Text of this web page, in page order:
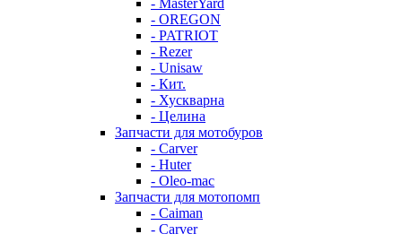
- MasterYard
- OREGON
- PATRIOT
- Rezer
- Unisaw
- Кит.
- Хускварна
- Целина
Запчасти для мотобуров
- Carver
- Huter
- Oleo-mac
Запчасти для мотопомп
- Caiman
- Carver